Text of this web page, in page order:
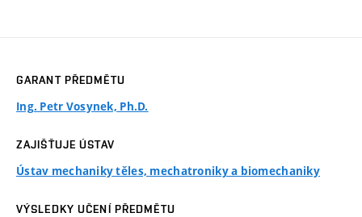
GARANT PŘEDMĚTU
Ing. Petr Vosynek, Ph.D.
ZAJIŠŤUJE ÚSTAV
Ústav mechaniky těles, mechatroniky a biomechaniky
VÝSLEDKY UČENÍ PŘEDMĚTU